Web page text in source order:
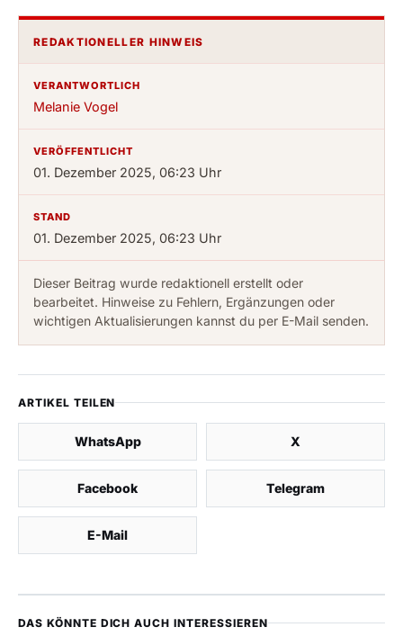
REDAKTIONELLER HINWEIS
VERANTWORTLICH
Melanie Vogel
VERÖFFENTLICHT
01. Dezember 2025, 06:23 Uhr
STAND
01. Dezember 2025, 06:23 Uhr
Dieser Beitrag wurde redaktionell erstellt oder
bearbeitet. Hinweise zu Fehlern, Ergänzungen oder
wichtigen Aktualisierungen kannst du per E-Mail senden.
ARTIKEL TEILEN
WhatsApp X
Facebook Telegram
E-Mail
DAS KÖNNTE DICH AUCH INTERESSIEREN